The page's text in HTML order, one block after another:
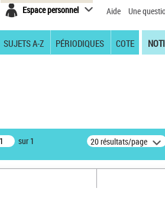
Espace personnel Aide Une
SUJETS A-Z PÉRIODIQUES COTE
sur 1 20 résultats/page